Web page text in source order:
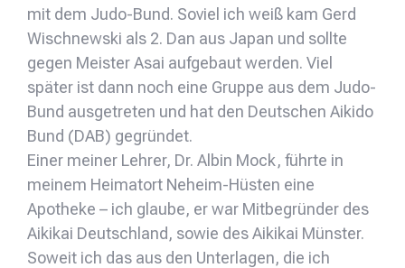
mit dem Judo-Bund. Soviel ich weiß kam Gerd
Wischnewski als 2. Dan aus Japan und sollte
gegen Meister Asai aufgebaut werden. Viel
später ist dann noch eine Gruppe aus dem Judo-
Bund ausgetreten und hat den Deutschen Aikido
Bund (DAB) gegründet.
Einer meiner Lehrer, Dr. Albin Mock, führte in
meinem Heimatort Neheim-Hüsten eine
Apotheke – ich glaube, er war Mitbegründer des
Aikikai Deutschland, sowie des Aikikai Münster.
Soweit ich das aus den Unterlagen, die ich